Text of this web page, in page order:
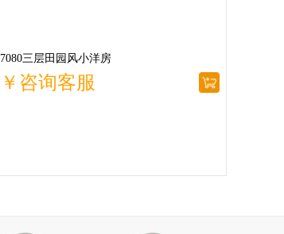
7080三层田园风小洋房
￥咨询客服